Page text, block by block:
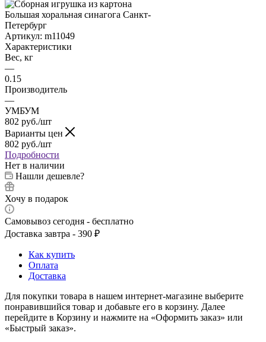
Артикул: m11049
Характеристики
Вес, кг
—
0.15
Производитель
—
УМБУМ
802 руб./шт
Варианты цен
802 руб./шт
Подробности
Нет в наличии
Нашли дешевле?
Хочу в подарок
Самовывоз сегодня - бесплатно
Доставка завтра - 390 ₽
Как купить
Оплата
Доставка
Для покупки товара в нашем интернет-магазине выберите
понравившийся товар и добавьте его в корзину. Далее
перейдите в Корзину и нажмите на «Оформить заказ» или
«Быстрый заказ».